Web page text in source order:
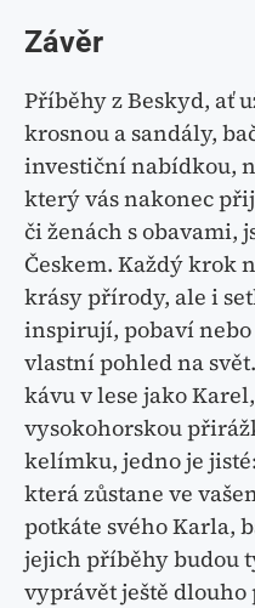
Závěr
Příběhy z Beskyd, ať
krosnou a sandály,
investiční nabídkou,
který vás nakonec
či ženách s obavami,
Českem. Každý krok
krásy přírody, ale i
inspirují, pobaví
vlastní pohled na
kávu v lese jako
vysokohorskou
kelímku, jedno je
která zůstane ve
potkáte svého Karla,
jejich příběhy budou
vyprávět ještě dlouho